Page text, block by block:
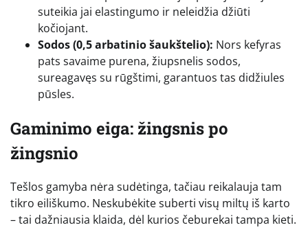
suteikia jai elastingumo ir neleidžia džiūti
kočiojant.
Sodos (0,5 arbatinio šaukštelio): Nors kefyras
pats savaime purena, žiupsnelis sodos,
sureagavęs su rūgštimi, garantuos tas didžiules
pūsles.
Gaminimo eiga: žingsnis po
žingsnio
Tešlos gamyba nėra sudėtinga, tačiau reikalauja tam
tikro eiliškumo. Neskubėkite suberti visų miltų iš karto
– tai dažniausia klaida, dėl kurios čeburekai tampa kieti.